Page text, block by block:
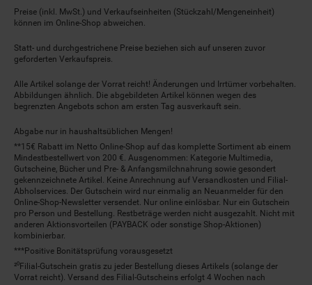
Preise (inkl. MwSt.) und Verkaufseinheiten (Stückzahl/Mengeneinheit)
können im Online-Shop abweichen.
Statt- und durchgestrichene Preise beziehen sich auf unseren zuvor
geforderten Verkaufspreis.
Alle Artikel solange der Vorrat reicht! Änderungen und Irrtümer vorbehalten.
Abbildungen ähnlich. Die abgebildeten Artikel können wegen des
begrenzten Angebots schon am ersten Tag ausverkauft sein.
Abgabe nur in haushaltsüblichen Mengen!
**15€ Rabatt im Netto Online-Shop auf das komplette Sortiment ab einem
Mindestbestellwert von 200 €. Ausgenommen: Kategorie Multimedia,
Gutscheine, Bücher und Pre- & Anfangsmilchnahrung sowie gesondert
gekennzeichnete Artikel. Keine Anrechnung auf Versandkosten und Filial-
Abholservices. Der Gutschein wird nur einmalig an Neuanmelder für den
Online-Shop-Newsletter versendet. Nur online einlösbar. Nur ein Gutschein
pro Person und Bestellung. Restbeträge werden nicht ausgezahlt. Nicht mit
anderen Aktionsvorteilen (PAYBACK oder sonstige Shop-Aktionen)
kombinierbar.
***Positive Bonitätsprüfung vorausgesetzt
²⁰Filial-Gutschein gratis zu jeder Bestellung dieses Artikels (solange der
Vorrat reicht). Versand des Filial-Gutscheins erfolgt 4 Wochen nach